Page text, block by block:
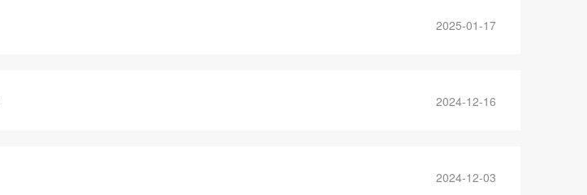
2025-01-17
2024-12-16
2024-12-03